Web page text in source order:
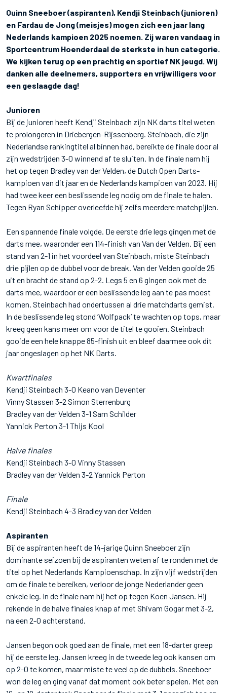
Quinn Sneeboer (aspiranten), Kendji Steinbach (junioren)
en Fardau de Jong (meisjes) mogen zich een jaar lang
Nederlands kampioen 2025 noemen. Zij waren vandaag in
Sportcentrum Hoenderdaal de sterkste in hun categorie.
We kijken terug op een prachtig en sportief NK jeugd. Wij
danken alle deelnemers, supporters en vrijwilligers voor
een geslaagde dag!
Junioren
Bij de junioren heeft Kendji Steinbach zijn NK darts titel weten
te prolongeren in Driebergen-Rijssenberg. Steinbach, die zijn
Nederlandse rankingtitel al binnen had, bereikte de finale door al
zijn wedstrijden 3-0 winnend af te sluiten. In de finale nam hij
het op tegen Bradley van der Velden, de Dutch Open Darts-
kampioen van dit jaar en de Nederlands kampioen van 2023. Hij
had twee keer een beslissende leg nodig om de finale te halen.
Tegen Ryan Schipper overleefde hij zelfs meerdere matchpijlen.
Een spannende finale volgde. De eerste drie legs gingen met de
darts mee, waaronder een 114-finish van Van der Velden. Bij een
stand van 2-1 in het voordeel van Steinbach, miste Steinbach
drie pijlen op de dubbel voor de break. Van der Velden gooide 25
uit en bracht de stand op 2-2. Legs 5 en 6 gingen ook met de
darts mee, waardoor er een beslissende leg aan te pas moest
komen. Steinbach had ondertussen al drie matchdarts gemist.
In de beslissende leg stond ‘Wolfpack’ te wachten op tops, maar
kreeg geen kans meer om voor de titel te gooien. Steinbach
gooide een hele knappe 85-finish uit en bleef daarmee ook dit
jaar ongeslagen op het NK Darts.
Kwartfinales
Kendji Steinbach 3-0 Keano van Deventer
Vinny Stassen 3-2 Simon Sterrenburg
Bradley van der Velden 3-1 Sam Schilder
Yannick Perton 3-1 Thijs Kool
Halve finales
Kendji Steinbach 3-0 Vinny Stassen
Bradley van der Velden 3-2 Yannick Perton
Finale
Kendji Steinbach 4-3 Bradley van der Velden
Aspiranten
Bij de aspiranten heeft de 14-jarige Quinn Sneeboer zijn
dominante seizoen bij de aspiranten weten af te ronden met de
titel op het Nederlands Kampioenschap. In zijn vijf wedstrijden
om de finale te bereiken, verloor de jonge Nederlander geen
enkele leg. In de finale nam hij het op tegen Koen Jansen. Hij
rekende in de halve finales knap af met Shivam Gogar met 3-2,
na een 2-0 achterstand.
Jansen begon ook goed aan de finale, met een 18-darter greep
hij de eerste leg. Jansen kreeg in de tweede leg ook kansen om
op 2-0 te komen, maar miste te veel op de dubbels. Sneeboer
won de leg en ging vanaf dat moment ook beter spelen. Met een